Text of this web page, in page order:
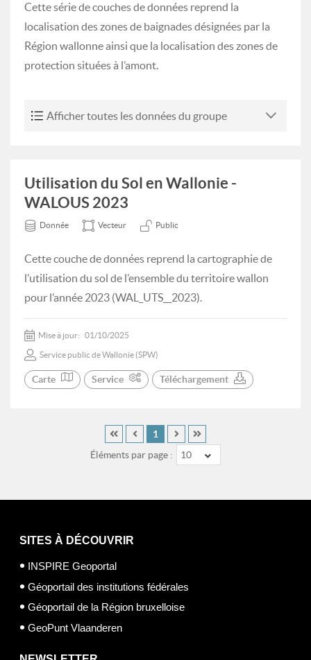
Cette série de couches de données reprend la
localisation des zones de baignades désignées par la
Région wallonne ainsi que la localisation des zones de
protection situées à l’amont.
Afficher toutes les données du groupe
Utilisation du Sol en Wallonie -
WALOUS 2023
Donnée Vecteur Public
Cette couche de données reprend la cartographie de
l’utilisation du sol de l’ensemble du territoire wallon
pour l’année 2023 (WAL_UTS__2023).
Mise à jour: 01/10/2025
Service public de Wallonie (SPW)
Carte Service Téléchargement
Éléments par page : 10
1
SITES À DÉCOUVRIR
INSPIRE Geoportal
Géoportail des institutions fédérales
Géoportail de la Région bruxelloise
GeoPunt Vlaanderen